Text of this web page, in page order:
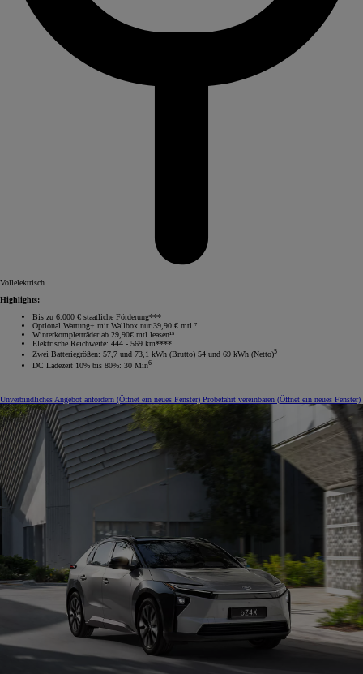
Vollelektrisch
Highlights:
Bis zu 6.000 € staatliche Förderung***
Optional Wartung+ mit Wallbox nur 39,90 € mtl.⁷
Winterkompletträder ab 29,90€ mtl leasen¹⁵
Elektrische Reichweite: 444 - 569 km****
Zwei Batteriegrößen: 57,7 und 73,1 kWh (Brutto) 54 und 69 kWh (Netto)5
DC Ladezeit 10% bis 80%: 30 Min6
Unverbindliches Angebot anfordern (Öffnet ein neues Fenster) Probefahrt vereinbaren (Öffnet ein neues Fenster)